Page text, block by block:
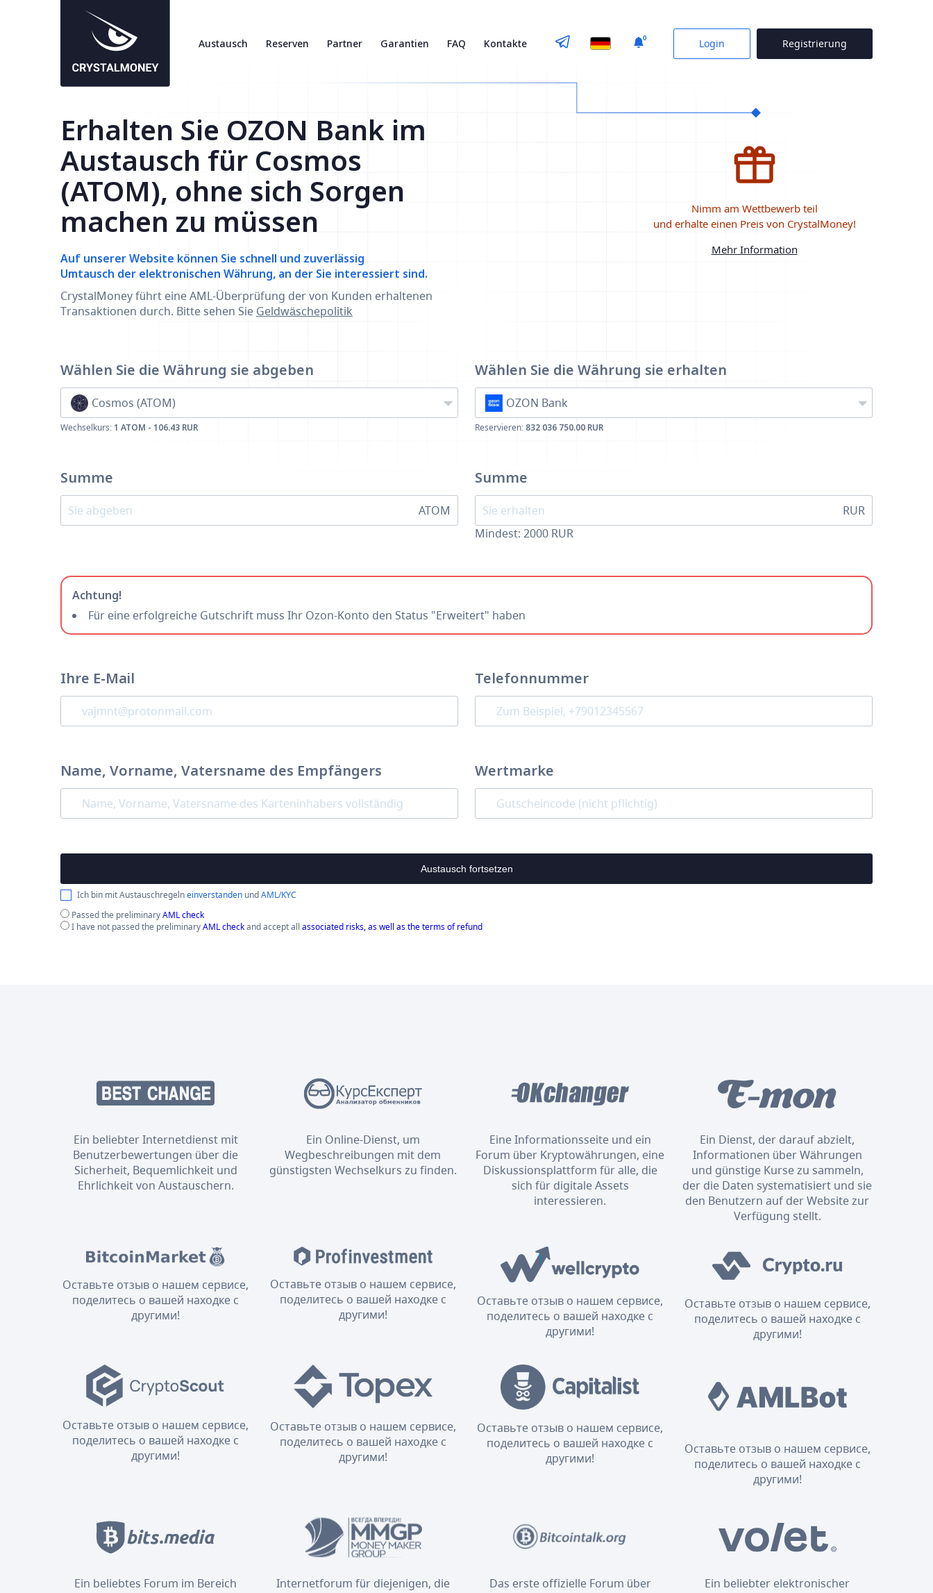
Austausch Reserven Partner Garantien FAQ Kontakte 0 Login Registrierung
Erhalten Sie OZON Bank im
Austausch für Cosmos
(ATOM), ohne sich Sorgen
machen zu müssen
Auf unserer Website können Sie schnell und zuverlässig
Umtausch der elektronischen Währung, an der Sie interessiert sind.
CrystalMoney führt eine AML-Überprüfung der von Kunden erhaltenen
Transaktionen durch. Bitte sehen Sie Geldwäschepolitik
Nimm am Wettbewerb teil
und erhalte einen Preis von CrystalMoney!
Mehr Information
Wählen Sie die Währung sie abgeben
Cosmos (ATOM)
Wechselkurs: 1 ATOM - 106.43 RUR
Summe
ATOM
Wählen Sie die Währung sie erhalten
OZON Bank
Reservieren: 832 036 750.00 RUR
Summe
RUR
Mindest: 2000 RUR
Achtung!
Für eine erfolgreiche Gutschrift muss Ihr Ozon-Konto den Status "Erweitert" haben
Ihre E-Mail Telefonnummer
Name, Vorname, Vatersname des Empfängers Wertmarke
Austausch fortsetzen
Ich bin mit Austauschregelneinverstanden undAML/KYC
Passed the preliminaryAML check
I have not passed the preliminaryAML checkand accept all associated risks, as well as the terms of refund
Ein beliebter Internetdienst mit
Benutzerbewertungen über die
Sicherheit, Bequemlichkeit und
Ehrlichkeit von Austauschern.
Ein Online-Dienst, um
Wegbeschreibungen mit dem
günstigsten Wechselkurs zu finden.
Eine Informationsseite und ein
Forum über Kryptowährungen, eine
Diskussionsplattform für alle, die
sich für digitale Assets
interessieren.
Ein Dienst, der darauf abzielt,
Informationen über Währungen
und günstige Kurse zu sammeln,
der die Daten systematisiert und sie
den Benutzern auf der Website zur
Verfügung stellt.
Оставьте отзыв о нашем сервисе,
поделитесь о вашей находке с
другими!
Оставьте отзыв о нашем сервисе,
поделитесь о вашей находке с
другими!
Оставьте отзыв о нашем сервисе,
поделитесь о вашей находке с
другими!
Оставьте отзыв о нашем сервисе,
поделитесь о вашей находке с
другими!
Оставьте отзыв о нашем сервисе,
поделитесь о вашей находке с
другими!
Оставьте отзыв о нашем сервисе,
поделитесь о вашей находке с
другими!
Оставьте отзыв о нашем сервисе,
поделитесь о вашей находке с
другими!
Оставьте отзыв о нашем сервисе,
поделитесь о вашей находке с
другими!
Ein beliebtes Forum im Bereich
Internetforum für diejenigen, die
Das erste offizielle Forum über
Ein beliebter elektronischer